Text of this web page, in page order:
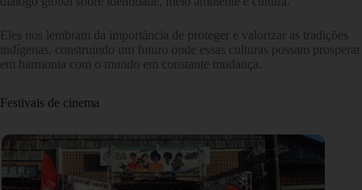
Eles nos lembram da importância de proteger e valorizar as tradições
indígenas, construindo um futuro onde essas culturas possam prosperar
em harmonia com o mundo em constante mudança.
Festivais de cinema